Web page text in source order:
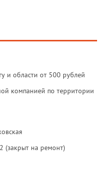
и области от 500 рублей
компанией по территории
(закрыт на ремонт)